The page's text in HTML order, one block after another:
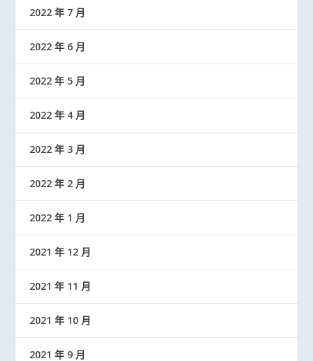
2022 年 7 月
2022 年 6 月
2022 年 5 月
2022 年 4 月
2022 年 3 月
2022 年 2 月
2022 年 1 月
2021 年 12 月
2021 年 11 月
2021 年 10 月
2021 年 9 月